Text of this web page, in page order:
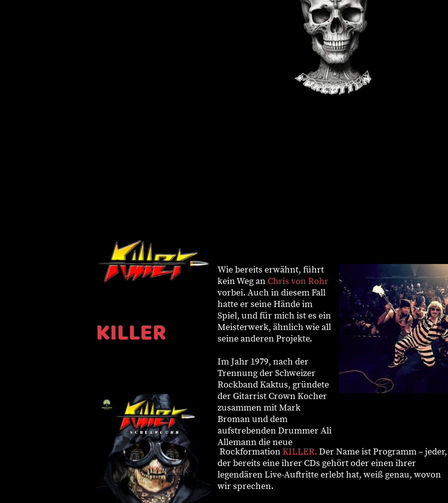
KILLER
Wie bereits erwähnt, führt
kein Weg anChris von Rohr
vorbei. Auch in diesem Fall
hatte er seine Hände im
Spiel, und für mich ist es ein
Meisterwerk, ähnlich wie all
seine anderen Projekte.
Im Jahr 1979, nach der
Trennung der Schweizer
Rockband Kaktus, gründete
der Gitarrist Crown Kocher
zusammen mit Mark
Broman und dem
aufstrebenden Drummer Ali
Allemann die neue
RockformationKILLER. Der Name ist Programm – jeder,
der bereits eine ihrer CDs gehört oder einen ihrer
legendären Live-Auftritte erlebt hat, weiß genau, wovon
wir sprechen.